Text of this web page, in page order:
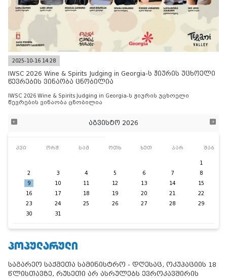
2025-10-16 14:28
IWSC 2026 Wine & Spirits Judging in Georgia-ს ჟიურის უცხოელი
წევრების ვინაობა ცნობილია
IWSC 2026 Wine & Spirits Judging in Georgia-ს ჟიურის უცხოელი
წევრების ვინაობა ცნობილია
აგვისტო 2026
კვი ორშ სამ ოთხ ხუთ პარ შაბ
1
2
3 4 5 6 7
8
9
10 11 12 13 14
15
16
17 18 19 20 21
22
23
24 25 26 27 28
29
30
31
ᲞᲝᲞᲣᲚᲐᲠᲣᲚᲘ
საგარეო საქმეთა სამინისტრო - დღესაც, ოკუპაციის 18
წლისთავზე, რუსეთი არ ასრულებს ევროკავშირის